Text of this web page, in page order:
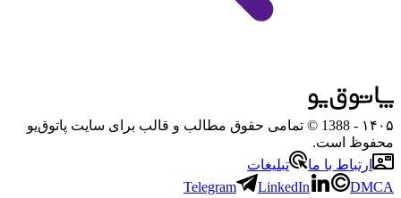
۱۴۰۵
- 1388 © تمامی حقوق مطالب و قالب برای سایت پاتوق‌یو
محفوظ است.
ارتباط با ما
تبلیغات
Telegram
LinkedIn DMCA